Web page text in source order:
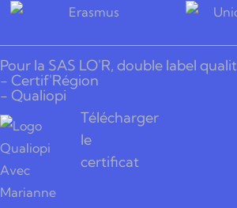
Pour la SAS LO'R, double label
- Certif'Région
- Qualiopi
Télécharger
le
certificat